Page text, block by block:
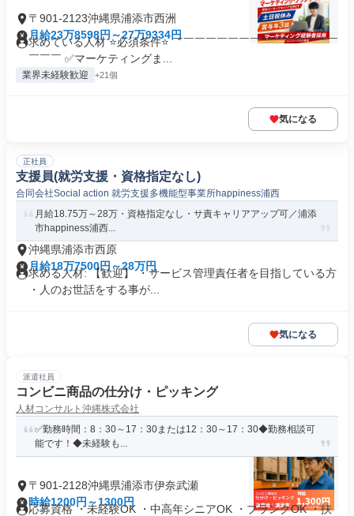
〒901-2123沖縄県浦添市西洲
月給23万8598円～27万9334円
求めている人材 ⭐必須条件⭐ ￣￣￣￣￣￣￣￣￣￣￣￣￣￣￣
￣￣￣ ✅マーケティングま...
業界未経験歓迎 +21個
気になる
正社員
支援員(就労支援・資格指定なし)
合同会社Social action 就労支援多機能型事業所happiness浦西
月給18.75万～28万・資格指定なし・サ責キャリアアップ可／浦添
市happiness浦西...
沖縄県浦添市西原
月給18万7500円～28万円
求める人材: 【歓迎】 ・サービス管理責任者を目指している方
・人のお世話をする事が...
気になる
派遣社員
コンビニ商品の仕分け・ピッキング
人材コンサルト沖縄株式会社
✅勤務時間：8：30～17：30または12：30～17：30◆勤務相談可
能です！◆未経験も...
〒901-2128沖縄県浦添市伊奈武瀬
時給1200円～1300円
応募資格 ・未経験OK ・中高年シニアOK ・ブランクOK ・扶